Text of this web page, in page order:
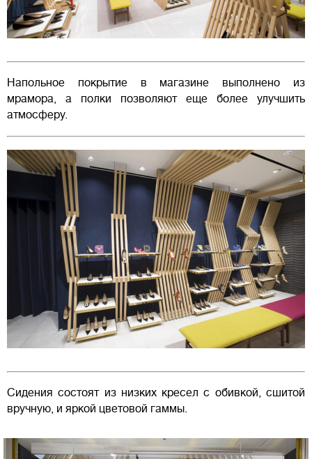
Напольное покрытие в магазине выполнено из
мрамора, а полки позволяют еще более улучшить
атмосферу.
Сидения состоят из низких кресел с обивкой, сшитой
вручную, и яркой цветовой гаммы.